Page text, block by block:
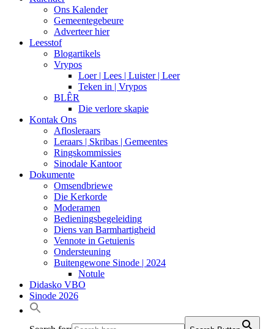
Ons Kalender
Gemeentegebeure
Adverteer hier
Leesstof
Blogartikels
Vrypos
Loer | Lees | Luister | Leer
Teken in | Vrypos
BLÊR
Die verlore skapie
Kontak Ons
Aflosleraars
Leraars | Skribas | Gemeentes
Ringskommissies
Sinodale Kantoor
Dokumente
Omsendbriewe
Die Kerkorde
Moderamen
Bedieningsbegeleiding
Diens van Barmhartigheid
Vennote in Getuienis
Ondersteuning
Buitengewone Sinode | 2024
Notule
Didasko VBO
Sinode 2026